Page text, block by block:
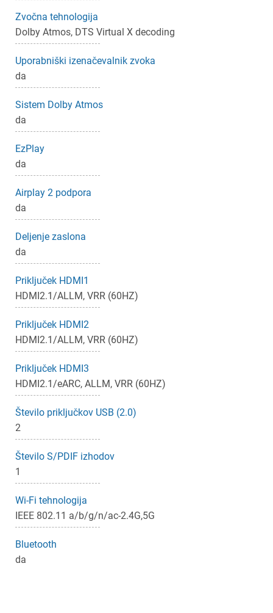
Zvočna tehnologija
Dolby Atmos, DTS Virtual X decoding
Uporabniški izenačevalnik zvoka
da
Sistem Dolby Atmos
da
EzPlay
da
Airplay 2 podpora
da
Deljenje zaslona
da
Priključek HDMI1
HDMI2.1/ALLM, VRR (60HZ)
Priključek HDMI2
HDMI2.1/ALLM, VRR (60HZ)
Priključek HDMI3
HDMI2.1/eARC, ALLM, VRR (60HZ)
Število priključkov USB (2.0)
2
Število S/PDIF izhodov
1
Wi-Fi tehnologija
IEEE 802.11 a/b/g/n/ac-2.4G,5G
Bluetooth
da